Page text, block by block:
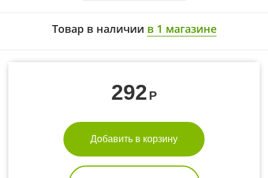
Товар в наличии в 1 магазине
292 Р
Добавить в корзину